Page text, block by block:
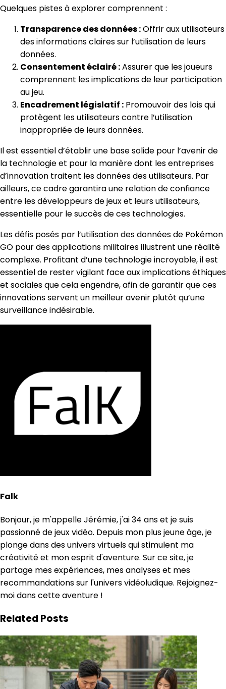
Quelques pistes à explorer comprennent :
Transparence des données :Offrir aux utilisateurs
des informations claires sur l’utilisation de leurs
données.
Consentement éclairé :Assurer que les joueurs
comprennent les implications de leur participation
au jeu.
Encadrement législatif : Promouvoir des lois qui
protègent les utilisateurs contre l’utilisation
inappropriée de leurs données.
Il est essentiel d’établir une base solide pour l’avenir de
la technologie et pour la manière dont les entreprises
d’innovation traitent les données des utilisateurs. Par
ailleurs, ce cadre garantira une relation de confiance
entre les développeurs de jeux et leurs utilisateurs,
essentielle pour le succès de ces technologies.
Les défis posés par l’utilisation des données de Pokémon
GO pour des applications militaires illustrent une réalité
complexe. Profitant d’une technologie incroyable, il est
essentiel de rester vigilant face aux implications éthiques
et sociales que cela engendre, afin de garantir que ces
innovations servent un meilleur avenir plutôt qu’une
surveillance indésirable.
Falk
Bonjour, je m'appelle Jérémie, j'ai 34 ans et je suis
passionné de jeux vidéo. Depuis mon plus jeune âge, je
plonge dans des univers virtuels qui stimulent ma
créativité et mon esprit d'aventure. Sur ce site, je
partage mes expériences, mes analyses et mes
recommandations sur l'univers vidéoludique. Rejoignez-
moi dans cette aventure !
Related Posts